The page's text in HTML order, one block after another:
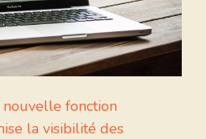
nouvelle fonction
la visibilité des